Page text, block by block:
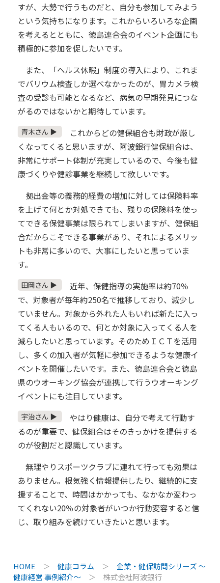
すが、大勢で行うものだと、自分も参加してみよう
という気持ちになります。これからいろいろな企画
を考えるとともに、徳島連合会のイベント企画にも
積極的に参加を促したいです。
また、「ヘルス休暇」制度の導入により、これま
でバリウム検査しか選べなかったのが、胃カメラ検
査の受診も可能となるなど、病気の早期発見につな
がるのではないかと期待しています。
青木さん ▶
これからどの健保組合も財政が厳し
くなってくると思いますが、阿波銀行健保組合は、
非常にサポート体制が充実しているので、今後も健
康づくりや健診事業を継続して欲しいです。
拠出金等の義務的経費の増加に対しては保険料率
を上げて何とか対処できても、残りの保険料を使っ
てできる保健事業は限られてしまいますが、健保組
合だからこそできる事業があり、それによるメリッ
トも非常に多いので、大事にしたいと思っていま
す。
田岡さん ▶
近年、保健指導の実施率は約70％
で、対象者が毎年約250名で推移しており、減少し
ていません。対象から外れた人もいれば新たに入っ
てくる人もいるので、何とか対象に入ってくる人を
減らしたいと思っています。そのためＩＣＴを活用
し、多くの加入者が気軽に参加できるような健康イ
ベントを開催したいです。また、徳島連合会と徳島
県のウオーキング協会が連携して行うウオーキング
イベントにも注目しています。
宇治さん ▶
やはり健康は、自分で考えて行動す
るのが重要で、健保組合はそのきっかけを提供する
のが役割だと認識しています。
無理やりスポーツクラブに連れて行っても効果は
ありません。根気強く情報提供したり、継続的に支
援することで、時間はかかっても、なかなか変わっ
てくれない20％の対象者がいつか行動変容すると信
じ、取り組みを続けていきたいと思います。
HOME＞ 健康コラム ＞ 企業・健保訪問シリーズ ～
健康経営 事例紹介～＞ 株式会社阿波銀行